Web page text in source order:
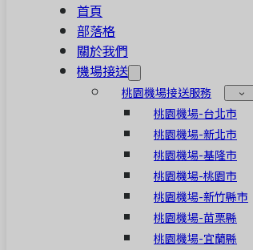
首頁
部落格
關於我們
機場接送
桃園機場接送服務
桃園機場-台北市
桃園機場-新北市
桃園機場-基隆市
桃園機場-桃園市
桃園機場-新竹縣市
桃園機場-苗栗縣
桃園機場-宜蘭縣